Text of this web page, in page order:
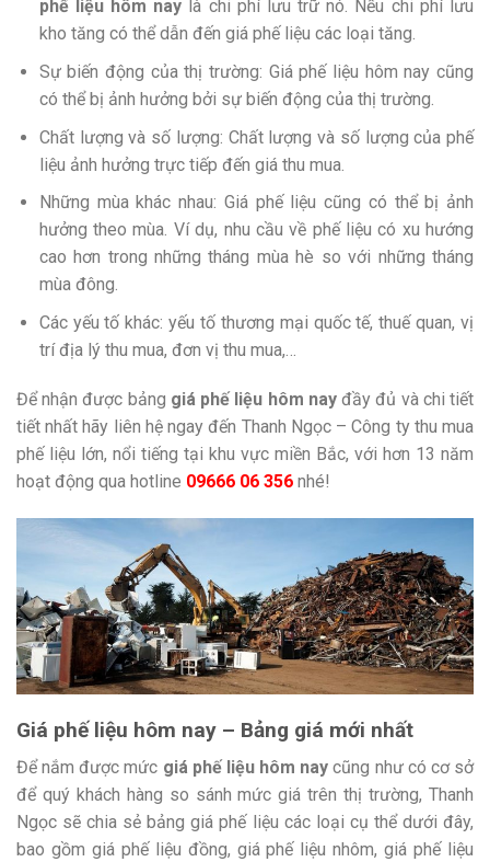
phế liệu hôm nay là chi phí lưu trữ nó. Nếu chi phí lưu
kho tăng có thể dẫn đến giá phế liệu các loại tăng.
Sự biến động của thị trường: Giá phế liệu hôm nay cũng
có thể bị ảnh hưởng bởi sự biến động của thị trường.
Chất lượng và số lượng: Chất lượng và số lượng của phế
liệu ảnh hưởng trực tiếp đến giá thu mua.
Những mùa khác nhau: Giá phế liệu cũng có thể bị ảnh
hưởng theo mùa. Ví dụ, nhu cầu về phế liệu có xu hướng
cao hơn trong những tháng mùa hè so với những tháng
mùa đông.
Các yếu tố khác: yếu tố thương mại quốc tế, thuế quan, vị
trí địa lý thu mua, đơn vị thu mua,…
Để nhận được bảng giá phế liệu hôm nayđầy đủ và chi tiết
tiết nhất hãy liên hệ ngay đến Thanh Ngọc – Công ty thu mua
phế liệu lớn, nổi tiếng tại khu vực miền Bắc, với hơn 13 năm
hoạt động qua hotline 09666 06 356 nhé!
Giá phế liệu hôm nay – Bảng giá mới nhất
Để nắm được mức giá phế liệu hôm nay cũng như có cơ sở
để quý khách hàng so sánh mức giá trên thị trường, Thanh
Ngọc sẽ chia sẻ bảng giá phế liệu các loại cụ thể dưới đây,
bao gồm giá phế liệu đồng, giá phế liệu nhôm, giá phế liệu